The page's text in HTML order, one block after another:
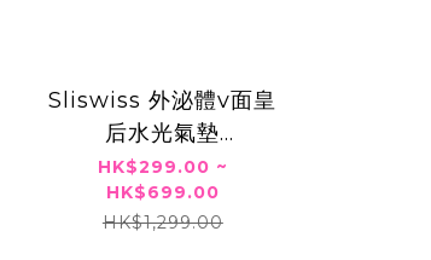
Sliswiss 外泌體v面皇
后水光氣墊
SPF50+++
HK$299.00 ~
HK$699.00
HK$1,299.00